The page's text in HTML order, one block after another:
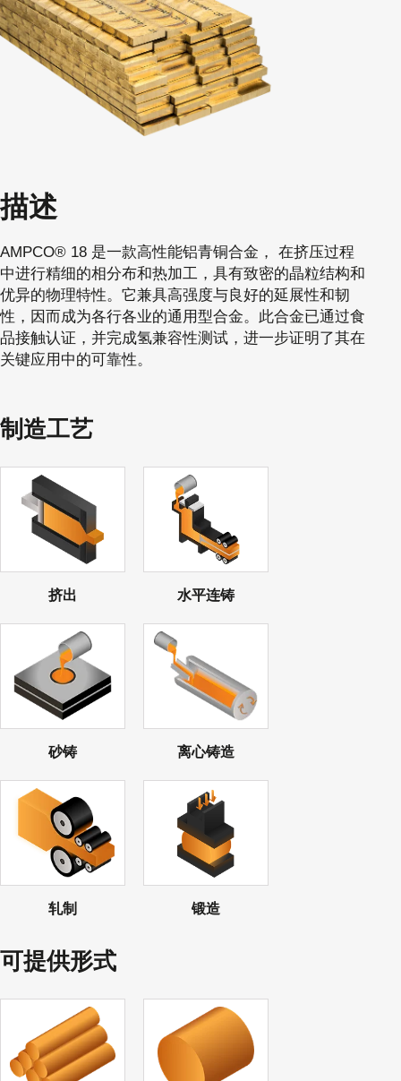
描述
AMPCO® 18 是一款高性能铝青铜合金， 在挤压过程
中进行精细的相分布和热加工，具有致密的晶粒结构和
优异的物理特性。它兼具高强度与良好的延展性和韧
性，因而成为各行各业的通用型合金。此合金已通过食
品接触认证，并完成氢兼容性测试，进一步证明了其在
关键应用中的可靠性。
制造工艺
挤出 水平连铸
砂铸 离心铸造
轧制 锻造
可提供形式